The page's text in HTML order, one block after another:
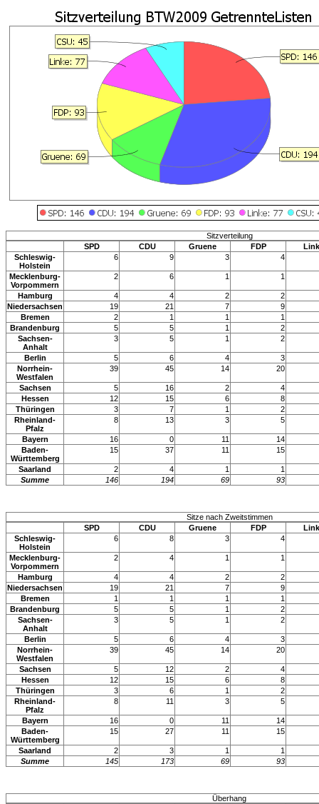
Sitzverteilung
SPD
CDU Gruene FDP
Schleswig-
Holstein
6 9 3 4
Mecklenburg-
Vorpommern
2 6 1 1
Hamburg 4 4 2
2
Niedersachsen
19 21 7
9
Bremen
2 1 1
1
Brandenburg
5 5 1
2
Sachsen-
Anhalt
3 5 1 2
Berlin 5 6 4
3
Norrhein-
Westfalen
39 45 14 20
Sachsen 5 16 2
4
Hessen
12 15 6
8
Thüringen
3 7 1
2
Rheinland-
Pfalz
8 13 3 5
Bayern 16 0 11
14
Baden-
Württemberg
15 37 11 15
Saarland 2 4 1
1
Summe
146 194 69 93
Sitze nach Zweitstimmen
SPD
CDU Gruene FDP
Schleswig-
Holstein
6 8 3 4
Mecklenburg-
Vorpommern
2 4 1 1
Hamburg 4 4 2
2
Niedersachsen
19 21 7
9
Bremen
1 1 1
1
Brandenburg
5 5 1
2
Sachsen-
Anhalt
3 5 1 2
Berlin 5 6 4
3
Norrhein-
Westfalen
39 45 14 20
Sachsen 5 12 2
4
Hessen
12 15 6
8
Thüringen
3 6 1
2
Rheinland-
Pfalz
8 11 3 5
Bayern 16 0 11
14
Baden-
Württemberg
15 27 11 15
Saarland 2 3 1
1
Summe
145 173 69 93
Überhang